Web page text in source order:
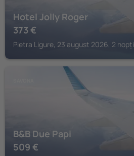
Hotel Jolly Roger
373 €
Pietra Ligure, 23 august 2026, 2 nopți
B&B Due Papi
509 €